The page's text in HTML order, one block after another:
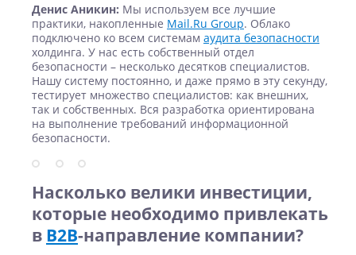
Денис Аникин: Мы используем все лучшие
практики, накопленные Mail.Ru Group. Облако
подключено ко всем системам аудита безопасности
холдинга. У нас есть собственный отдел
безопасности – несколько десятков специалистов.
Нашу систему постоянно, и даже прямо в эту секунду,
тестирует множество специалистов: как внешних,
так и собственных. Вся разработка ориентирована
на выполнение требований информационной
безопасности.
Насколько велики инвестиции,
которые необходимо привлекать
в В2В-направление компании?